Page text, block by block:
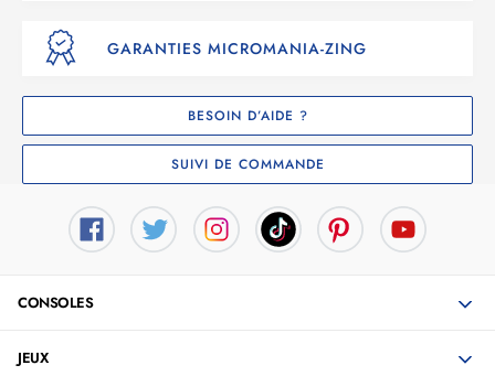
GARANTIES MICROMANIA-ZING
BESOIN D’AIDE ?
SUIVI DE COMMANDE
CONSOLES
JEUX